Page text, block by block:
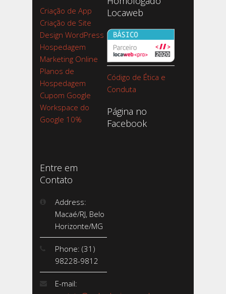
Criação de App
Criação de Site
Design WordPress
Hospedagem
Marketing Online
Planos de
Hospedagem
Cupom Google
Workspace do
Google 10%
Locaweb
Código de Ética e
Conduta
Página no
Facebook
Entre em
Contato
Address:
Macaé/RJ, Belo
Horizonte/MG
Phone: (31)
98228-9812
E-mail: